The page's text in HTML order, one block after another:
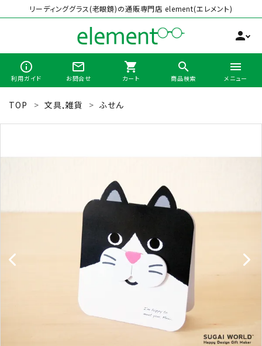
リーディンググラス(老眼鏡)の通販専門店 element(エレメント)
person
info_outline
利用ガイド
mail_outline
お問合せ
shopping_cart
カート
search
商品検索
menu
メニュー
最近チェックした商品
カテゴリーから選ぶ
ブランドから選ぶ
TOP 文具,雑貨 ふせん